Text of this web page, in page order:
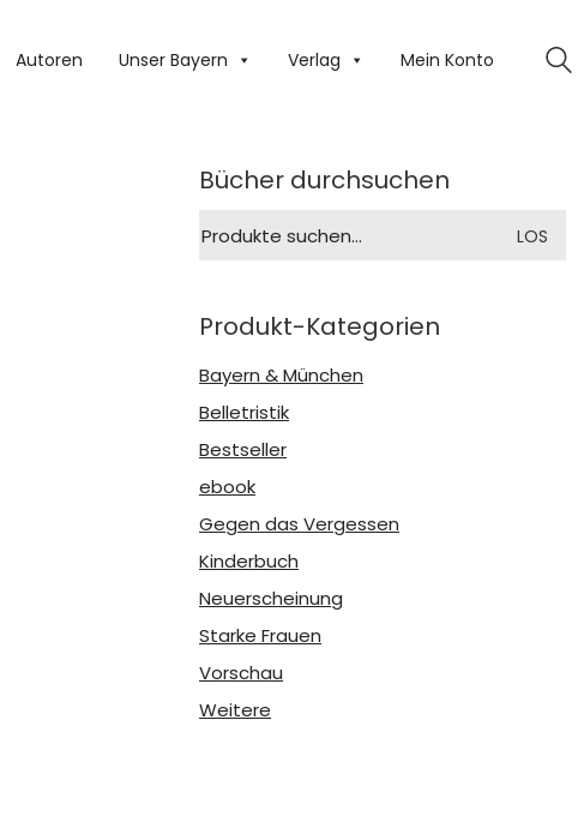
Autoren Unser Bayern Verlag Mein Konto
Bücher durchsuchen
nach:
LOS
Produkt-Kategorien
Bayern & München
Belletristik
Bestseller
ebook
Gegen das Vergessen
Kinderbuch
Neuerscheinung
Starke Frauen
Vorschau
Weitere